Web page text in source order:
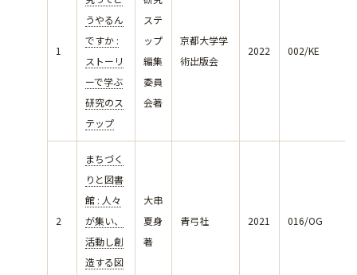
1
うやるん
ですか :
ストーリ
ーで学ぶ
研究のス
テップ
ステ
ップ
編集
委員
会著
京都大学学
術出版会
2022 002/KE
2
まちづく
りと図書
館 : 人々
が集い、
活動し創
造する図
大串
夏身
著
青弓社 2021 016/OG